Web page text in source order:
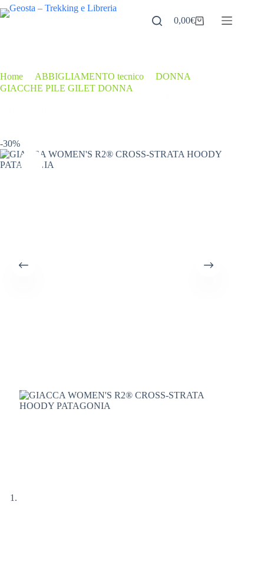
Salta
al
Carrello
0,00€
Home ABBIGLIAMENTO tecnico DONNA
GIACCHE PILE GILET DONNA
-30%